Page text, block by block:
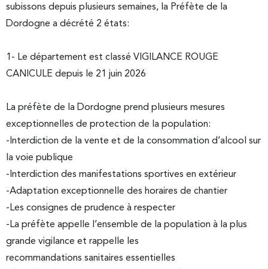
subissons depuis plusieurs semaines, la Préfète de la
Dordogne a décrété 2 états:
1- Le département est classé VIGILANCE ROUGE
CANICULE depuis le 21 juin 2026
La préfète de la Dordogne prend plusieurs mesures
exceptionnelles de protection de la population:
-Interdiction de la vente et de la consommation d’alcool sur
la voie publique
-Interdiction des manifestations sportives en extérieur
-Adaptation exceptionnelle des horaires de chantier
-Les consignes de prudence à respecter
-La préfète appelle l’ensemble de la population à la plus
grande vigilance et rappelle les
recommandations sanitaires essentielles